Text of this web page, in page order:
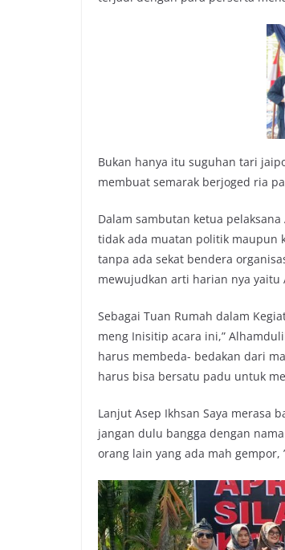
Bukan hanya itu suguhan tari
membuat semarak berjoged ria
Dalam sambutan ketua pelaksana
tidak ada muatan politik maupun
tanpa ada sekat bendera
mewujudkan arti harian nya yaitu
Sebagai Tuan Rumah dalam
meng Inisitip acara ini,”
harus membeda- bedakan dari
harus bisa bersatu padu untuk
Lanjut Asep Ikhsan Saya merasa
jangan dulu bangga dengan
orang lain yang ada mah gempor,